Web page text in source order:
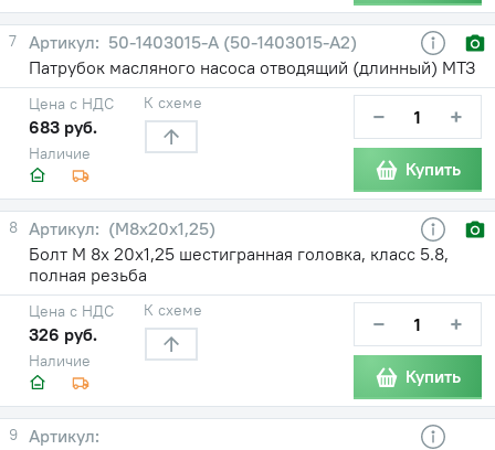
7
50-1403015-А (50-1403015-А2)
Патрубок масляного насоса отводящий (длинный) МТЗ
Наличие
Цена с НДС
683 руб.
К схеме − +
Купить
8
(М8х20х1,25)
Болт М 8х 20х1,25 шестигранная головка, класс 5.8,
полная резьба
Наличие
Цена с НДС
326 руб.
К схеме − +
Купить
9